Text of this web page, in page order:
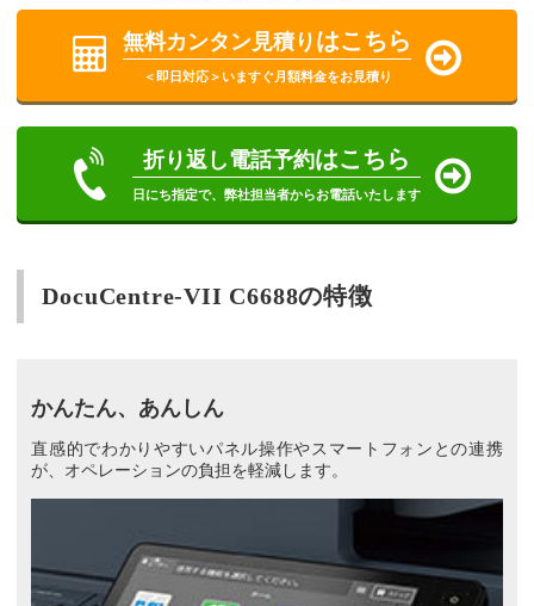
無料カンタン見積り はこちら
＜即日対応＞いますぐ月額料金をお見積り
折り返し電話予約はこちら
日にち指定で、弊社担当者からお電話いたします
DocuCentre-VII C6688の特徴
かんたん、あんしん
直感的でわかりやすいパネル操作やスマートフォンとの連携
が、オペレーションの負担を軽減します。